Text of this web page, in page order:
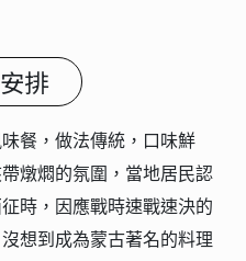
排
餐，做法傳統，口味鮮
燉燜的氛圍，當地居民認
時，因應戰時速戰速決的
想到成為蒙古著名的料理